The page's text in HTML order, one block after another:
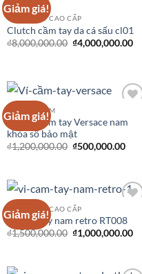
Giảm giá!
VÍ CẦM TAY CAO CẤP
Clutch cầm tay da cá sấu cl01
₫8,000,000.00 ₫4,000,000.00
Giảm giá!
Wishlist
CLUTCH NAM
Clutch cầm tay Versace nam
khóa số bảo mật
₫1,200,000.00 ₫500,000.00
Giảm giá!
Wishlist
VÍ CẦM TAY CAO CẤP
Ví cầm tay nam retro RT008
₫1,500,000.00 ₫1,000,000.00